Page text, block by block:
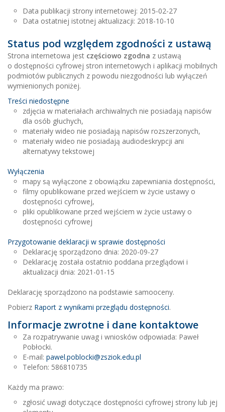
Data publikacji strony internetowej: 2015-02-27
Data ostatniej istotnej aktualizacji: 2018-10-10
Status pod względem zgodności z ustawą
Strona internetowa jest częściowo zgodna z ustawą
o dostępności cyfrowej stron internetowych i aplikacji mobilnych
podmiotów publicznych z powodu niezgodności lub wyłączeń
wymienionych poniżej.
Treści niedostępne
zdjęcia w materiałach archiwalnych nie posiadają napisów
dla osób głuchych,
materiały wideo nie posiadają napisów rozszerzonych,
materiały wideo nie posiadają audiodeskrypcji ani
alternatywy tekstowej
Wyłączenia
mapy są wyłączone z obowiązku zapewniania dostępności,
filmy opublikowane przed wejściem w życie ustawy o
dostępności cyfrowej,
pliki opublikowane przed wejściem w życie ustawy o
dostępności cyfrowej
Przygotowanie deklaracji w sprawie dostępności
Deklarację sporządzono dnia: 2020-09-27
Deklarację została ostatnio poddana przeglądowi i
aktualizacji dnia: 2021-01-15
Deklarację sporządzono na podstawie samooceny.
Pobierz Raport z wynikami przeglądu dostępności.
Informacje zwrotne i dane kontaktowe
Za rozpatrywanie uwag i wniosków odpowiada: Paweł
Pobłocki.
E-mail: pawel.poblocki@zsziok.edu.pl
Telefon: 586810735
Każdy ma prawo:
zgłosić uwagi dotyczące dostępności cyfrowej strony lub jej